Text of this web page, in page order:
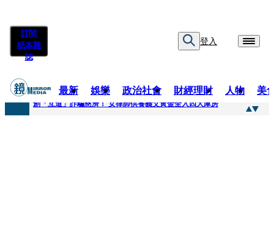
訂閱
紙本雜
誌
登入
最新 娛樂 政治社會 財經理財 人物 美
快訊
創「互道」詐騙慈濟！ 女律師供養義父黃金全入四大庫房